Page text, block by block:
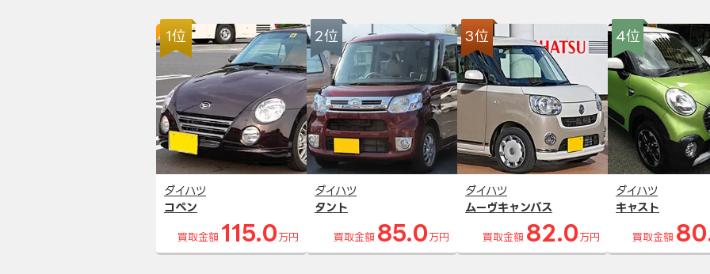
1位
ダイハツ
コペン
買取金額 115.0 万円
2位
ダイハツ
タント
買取金額 85.0 万円
3位
ダイハツ
ムーヴキャンバス
買取金額 82.0 万円
4位
ダイハツ
キャスト
買取金額